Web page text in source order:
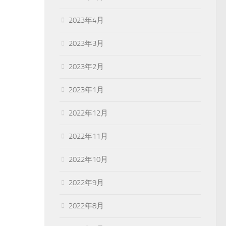
2023年4月
2023年3月
2023年2月
2023年1月
2022年12月
2022年11月
2022年10月
2022年9月
2022年8月